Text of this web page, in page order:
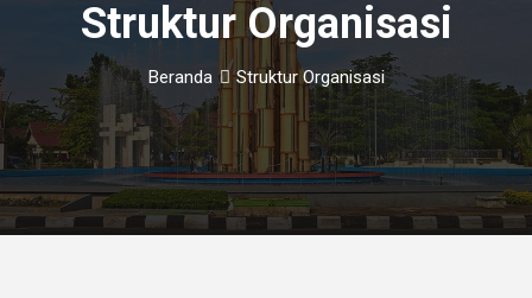
Struktur Organisasi
Beranda Struktur Organisasi